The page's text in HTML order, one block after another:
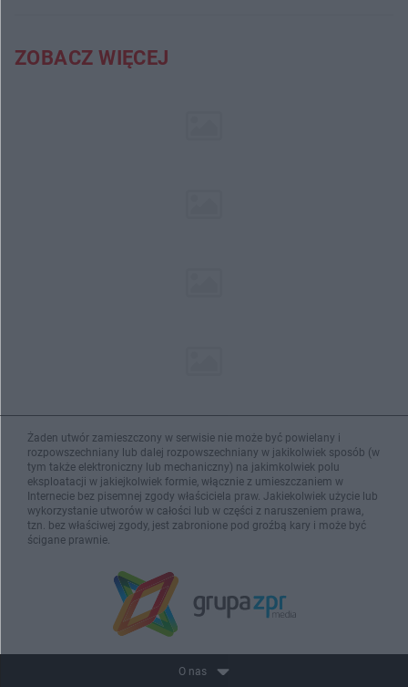
ZOBACZ WIĘCEJ
Żaden utwór zamieszczony w serwisie nie może być powielany i
rozpowszechniany lub dalej rozpowszechniany w jakikolwiek sposób (w
tym także elektroniczny lub mechaniczny) na jakimkolwiek polu
eksploatacji w jakiejkolwiek formie, włącznie z umieszczaniem w
Internecie bez pisemnej zgody właściciela praw. Jakiekolwiek użycie lub
wykorzystanie utworów w całości lub w części z naruszeniem prawa,
tzn. bez właściwej zgody, jest zabronione pod groźbą kary i może być
ścigane prawnie.
O nas